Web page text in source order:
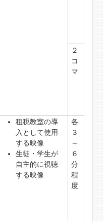
２
コ
マ
租税教室の導
入として使用
する映像
生徒・学生が
自主的に視聴
する映像
各
３
～
６
分
程
度